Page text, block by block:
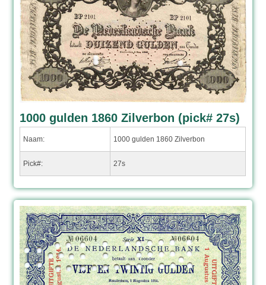
1000 gulden 1860 Zilverbon (pick# 27s)
Naam: 1000 gulden 1860 Zilverbon
Pick#: 27s